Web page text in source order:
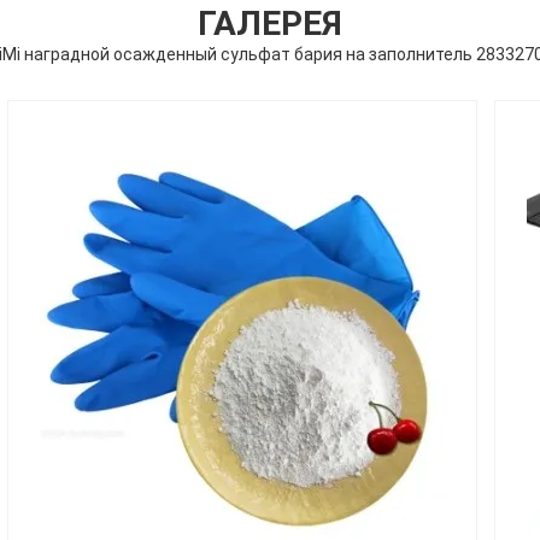
ГАЛЕРЕЯ
наградной осажденный сульфат бария на заполнитель